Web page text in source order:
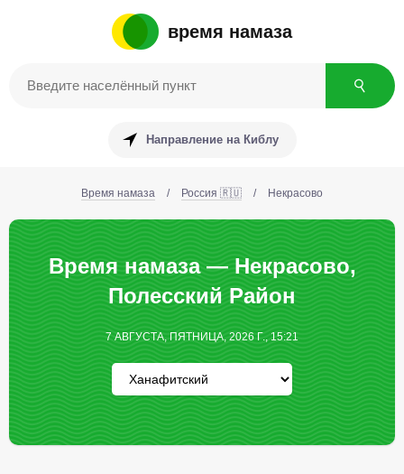
время намаза
Направление на Киблу
Время намаза / Россия 🇷🇺 / Некрасово
Время намаза — Некрасово,
Полесский Район
7 АВГУСТА, ПЯТНИЦА, 2026 Г., 15:21